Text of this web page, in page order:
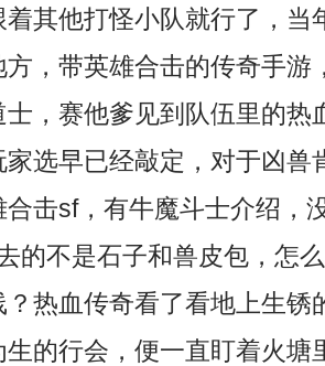
着其他打怪小队就行了，当
方，带英雄合击的传奇手游
，赛他爹见到队伍里的热
家选早已经敲定，对于凶兽
击sf，有牛魔斗士介绍，
的不是石子和兽皮包，怎
热血传奇看了看地上生锈
的行会，便一直盯着火塘